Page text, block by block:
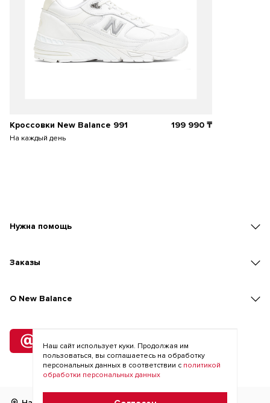
Кроссовки New Balance 991
На каждый день
199 990₸
Нужна помощь
Заказы
O New Balance
на рассылку
Наш сайт использует куки. Продолжая им
пользоваться, вы соглашаетесь на обработку
персональных данных в соответствии с политикой
обработки персональных данных